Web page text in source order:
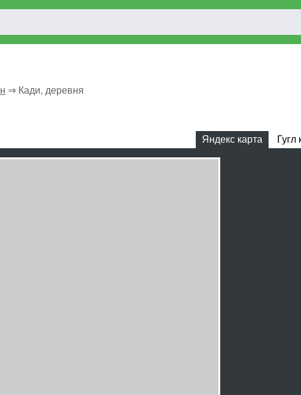
⇒ Кади, деревня
Яндекс карта Гугл